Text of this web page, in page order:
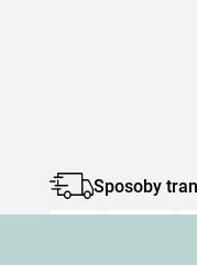
Sposoby